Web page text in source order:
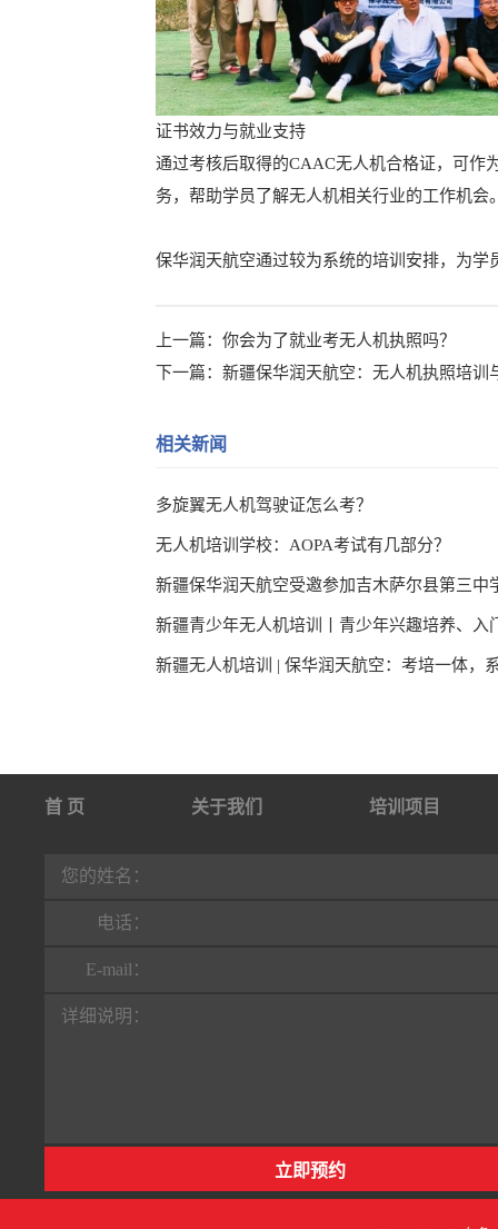
证书效力与就业支持
通过考核后取得的CAAC无人机合格证，可作
务，帮助学员了解无人机相关行业的工作机会
保华润天航空通过较为系统的培训安排，为
上一篇： 你会为了就业考无人机执照吗？
下一篇： 新疆保华润天航空：无人机执照培训
相关新闻
多旋翼无人机驾驶证怎么考？
无人机培训学校：AOPA考试有几部分？
首 页 关于我们 培训项目
行业动态
您的姓名：
电话：
E-mail：
详细说明：